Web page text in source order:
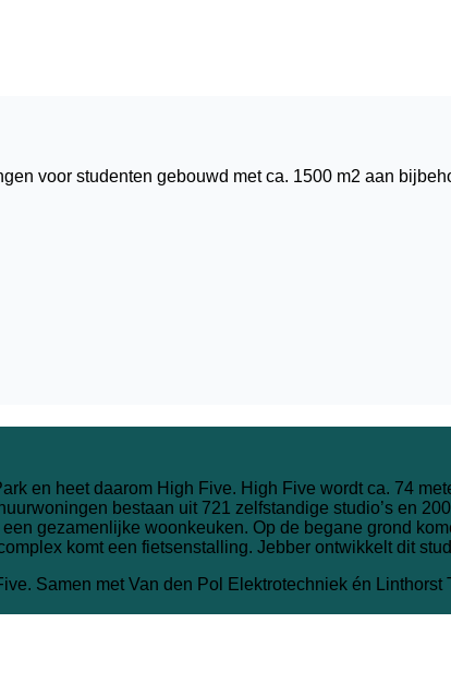
voor studenten gebouwd met ca. 1500 m2 aan
en heet daarom High Five. High Five wordt ca. 74
bestaan uit 721 zelfstandige studio’s en
gezamenlijke woonkeuken. Op de begane grond
komt een fietsenstalling. Jebber ontwikkelt dit
Samen met Van den Pol Elektrotechniek én